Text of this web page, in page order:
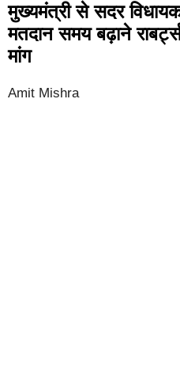
मुख्यमंत्री से सदर
मतदान समय बढ़ाने
मांग
Amit Mishra